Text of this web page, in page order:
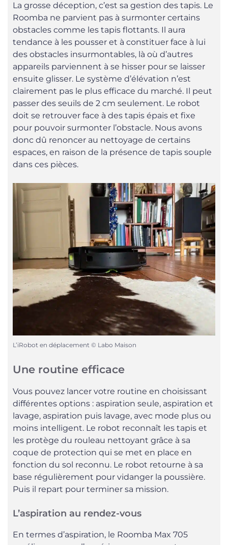
La grosse déception, c’est sa gestion des tapis. Le
Roomba ne parvient pas à surmonter certains
obstacles comme les tapis flottants. Il aura
tendance à les pousser et à constituer face à lui
des obstacles insurmontables, là où d’autres
appareils parviennent à se hisser pour se laisser
ensuite glisser. Le système d’élévation n’est
clairement pas le plus efficace du marché. Il peut
passer des seuils de 2 cm seulement. Le robot
doit se retrouver face à des tapis épais et fixe
pour pouvoir surmonter l’obstacle. Nous avons
donc dû renoncer au nettoyage de certains
espaces, en raison de la présence de tapis souple
dans ces pièces.
L’iRobot en déplacement © Labo Maison
Une routine efficace
Vous pouvez lancer votre routine en choisissant
différentes options : aspiration seule, aspiration et
lavage, aspiration puis lavage, avec mode plus ou
moins intelligent. Le robot reconnaît les tapis et
les protège du rouleau nettoyant grâce à sa
coque de protection qui se met en place en
fonction du sol reconnu. Le robot retourne à sa
base régulièrement pour vidanger la poussière.
Puis il repart pour terminer sa mission.
L’aspiration au rendez-vous
En termes d’aspiration, le Roomba Max 705